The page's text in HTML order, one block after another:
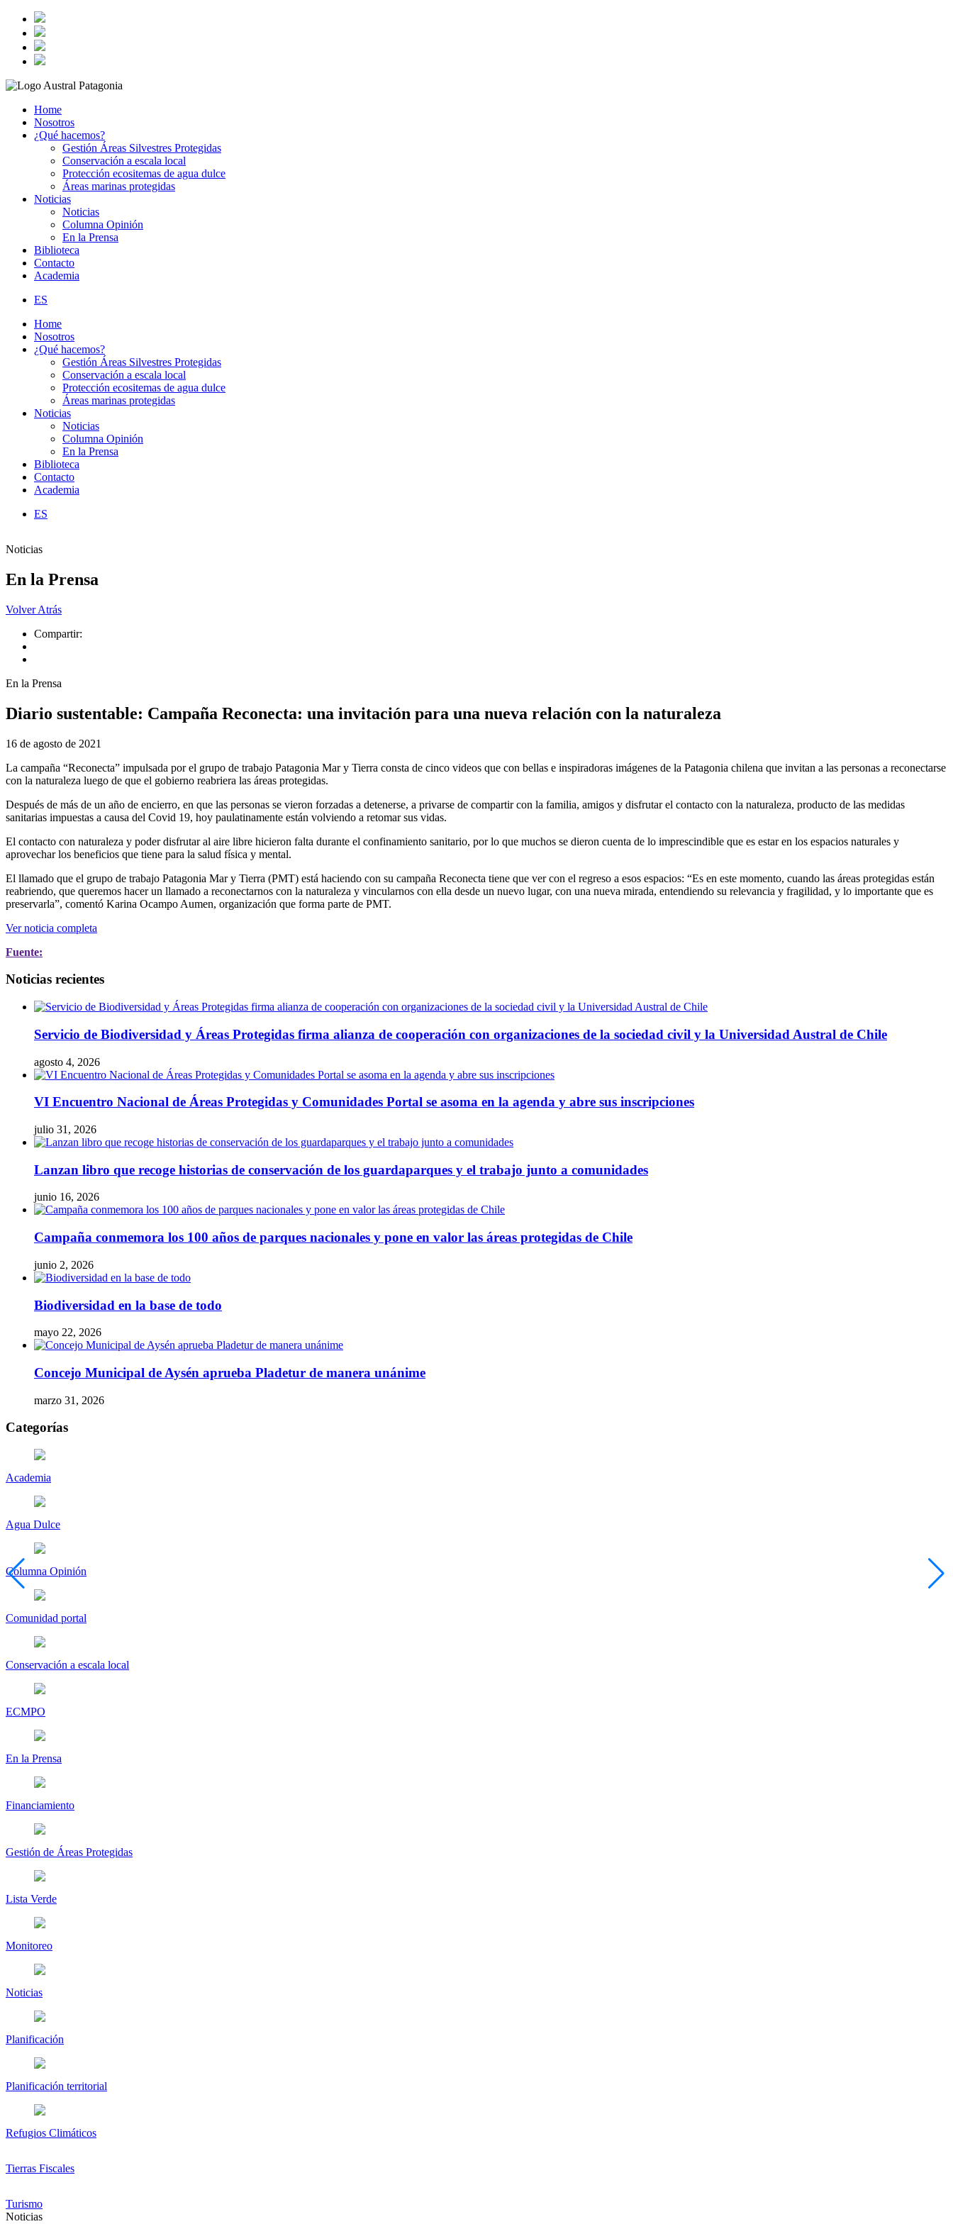
Home
Nosotros
¿Qué hacemos?
Gestión Áreas Silvestres Protegidas
Conservación a escala local
Protección ecositemas de agua dulce
Áreas marinas protegidas
Noticias
Noticias
Columna Opinión
En la Prensa
Biblioteca
Contacto
Academia
ES
Home
Nosotros
¿Qué hacemos?
Gestión Áreas Silvestres Protegidas
Conservación a escala local
Protección ecositemas de agua dulce
Áreas marinas protegidas
Noticias
Noticias
Columna Opinión
En la Prensa
Biblioteca
Contacto
Academia
ES
Noticias
En la Prensa
Volver Atrás
Compartir:
En la Prensa
Diario sustentable: Campaña Reconecta: una invitación para una nueva relación con la naturaleza
16 de agosto de 2021
La campaña “Reconecta” impulsada por el grupo de trabajo Patagonia Mar y Tierra consta de cinco videos que con bellas e inspiradoras imágenes de la Patagonia chilena que invitan a las personas a reconectarse
con la naturaleza luego de que el gobierno reabriera las áreas protegidas.
Después de más de un año de encierro, en que las personas se vieron forzadas a detenerse, a privarse de compartir con la familia, amigos y disfrutar el contacto con la naturaleza, producto de las medidas
sanitarias impuestas a causa del Covid 19, hoy paulatinamente están volviendo a retomar sus vidas.
El contacto con naturaleza y poder disfrutar al aire libre hicieron falta durante el confinamiento sanitario, por lo que muchos se dieron cuenta de lo imprescindible que es estar en los espacios naturales y
aprovechar los beneficios que tiene para la salud física y mental.
El llamado que el grupo de trabajo Patagonia Mar y Tierra (PMT) está haciendo con su campaña Reconecta tiene que ver con el regreso a esos espacios: “Es en este momento, cuando las áreas protegidas están
reabriendo, que queremos hacer un llamado a reconectarnos con la naturaleza y vincularnos con ella desde un nuevo lugar, con una nueva mirada, entendiendo su relevancia y fragilidad, y lo importante que es
preservarla”, comentó Karina Ocampo Aumen, organización que forma parte de PMT.
Ver noticia completa
Fuente:
Noticias recientes
Servicio de Biodiversidad y Áreas Protegidas firma alianza de cooperación con organizaciones de la sociedad civil y la Universidad Austral de Chile
agosto 4, 2026
VI Encuentro Nacional de Áreas Protegidas y Comunidades Portal se asoma en la agenda y abre sus inscripciones
julio 31, 2026
Lanzan libro que recoge historias de conservación de los guardaparques y el trabajo junto a comunidades
junio 16, 2026
Campaña conmemora los 100 años de parques nacionales y pone en valor las áreas protegidas de Chile
junio 2, 2026
Biodiversidad en la base de todo
mayo 22, 2026
Concejo Municipal de Aysén aprueba Pladetur de manera unánime
marzo 31, 2026
Categorías
Academia
Agua Dulce
Columna Opinión
Comunidad portal
Conservación a escala local
ECMPO
En la Prensa
Financiamiento
Gestión de Áreas Protegidas
Lista Verde
Monitoreo
Noticias
Planificación
Planificación territorial
Refugios Climáticos
Tierras Fiscales
Turismo
Noticias